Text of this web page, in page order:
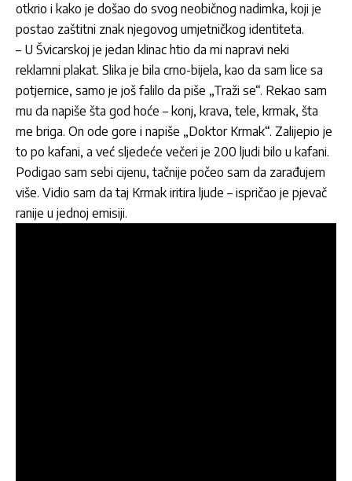
otkrio i kako je došao do svog neobičnog nadimka, koji je
postao zaštitni znak njegovog umjetničkog identiteta.
– U Švicarskoj je jedan klinac htio da mi napravi neki
reklamni plakat. Slika je bila crno-bijela, kao da sam lice sa
potjernice, samo je još falilo da piše „Traži se“. Rekao sam
mu da napiše šta god hoće – konj, krava, tele, krmak, šta
me briga. On ode gore i napiše „Doktor Krmak“. Zalijepio je
to po kafani, a već sljedeće večeri je 200 ljudi bilo u kafani.
Podigao sam sebi cijenu, tačnije počeo sam da zarađujem
više. Vidio sam da taj Krmak iritira ljude – ispričao je pjevač
ranije u jednoj emisiji.